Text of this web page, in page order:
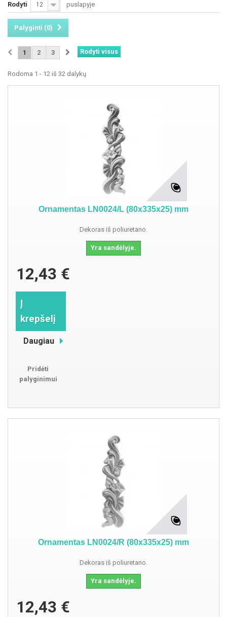
Rodyti 12 puslapyje
Palyginti (0)
Rodyti visus
1 2 3
Rodoma 1 - 12 iš 32 dalykų
Ornamentas LN0024/L (80x335x25) mm
Dekoras iš poliuretano.
Yra sandėlyje.
12,43 €
Į
krepšelį
Daugiau
Pridėti
palyginimui
Ornamentas LN0024/R (80x335x25) mm
Dekoras iš poliuretano.
Yra sandėlyje.
12,43 €